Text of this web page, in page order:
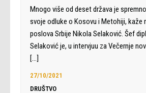
Mnogo više od deset država je
svoje odluke o Kosovu i Metohiji, kaže
poslova Srbije Nikola Selaković. Šef
Selaković je, u intervjuu za Večernje
[…]
27/10/2021
DRUŠTVO